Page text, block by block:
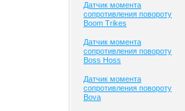
Датчик момента
сопротивления повороту
Boom Trikes
Датчик момента
сопротивления повороту
Boss Hoss
Датчик момента
сопротивления повороту
Bova